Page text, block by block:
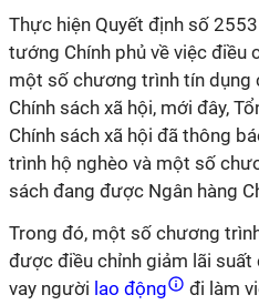
Thực hiện Quyết định số
tướng Chính phủ về việc điều
một số chương trình tín dụng
Chính sách xã hội, mới đây,
Chính sách xã hội đã thông
trình hộ nghèo và một số
sách đang được Ngân hàng
Trong đó, một số chương
được điều chỉnh giảm lãi suất
vay người lao động
đi làm